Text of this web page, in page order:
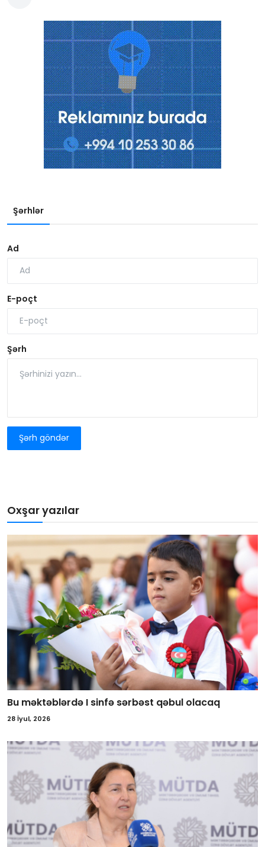
Şərhlər
Ad
E-poçt
Şərh
Şərh göndər
Oxşar yazılar
Bu məktəblərdə I sinfə sərbəst qəbul olacaq
28 İyul, 2026